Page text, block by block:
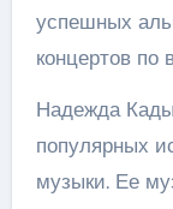
успешных
концертов по
Надежда
популярных
музыки. Ее